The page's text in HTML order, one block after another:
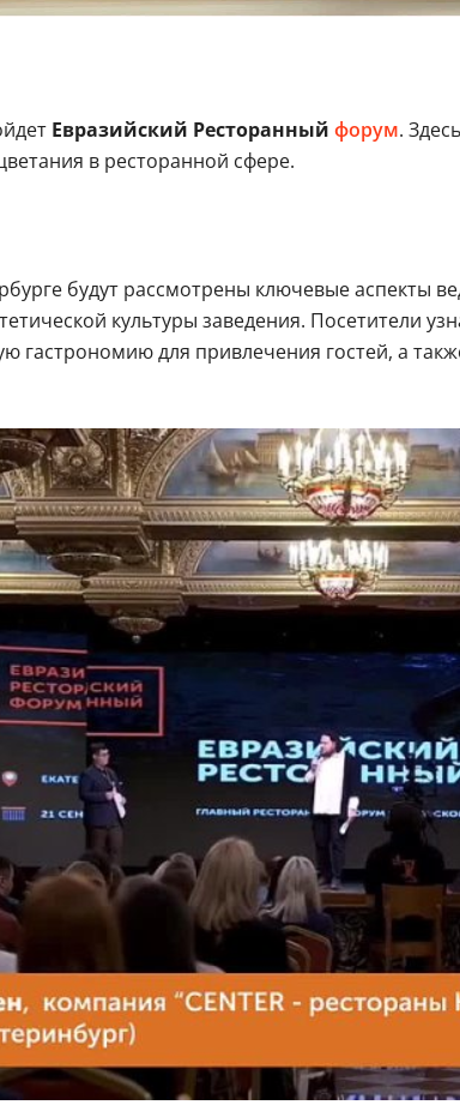
Евразийский Ресторанный форум.
в ресторанной сфере.
будут рассмотрены ключевые аспекты
культуры заведения. Посетители
гастрономию для привлечения гостей, а